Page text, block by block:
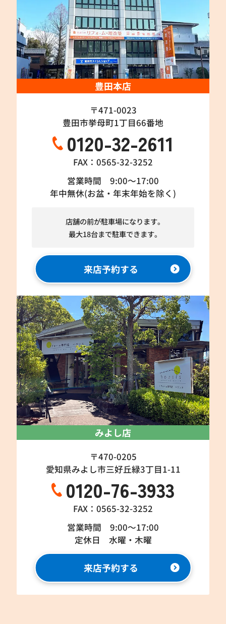
豊田本店
〒471-0023
豊田市挙母町1丁目66番地
0120-32-2611
FAX：0565-32-3252
営業時間 9:00～17:00
年中無休(お盆・年末年始を除く)
店舗の前が駐車場になります。
最大18台まで駐車できます。
来店予約する
みよし店
〒470-0205
愛知県みよし市三好丘緑3丁目1-11
0120-76-3933
FAX：0565-32-3252
営業時間 9:00～17:00
定休日 水曜・木曜
来店予約する